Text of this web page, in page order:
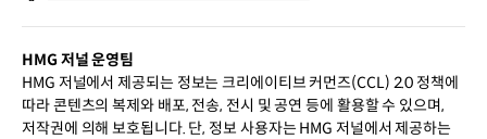
HMG 저널 운영팀
HMG 저널에서 제공되는 정보는 크리에이티브 커먼즈(CCL) 2.0 정책에
따라 콘텐츠의 복제와 배포, 전송, 전시 및 공연 등에 활용할 수 있으며,
저작권에 의해 보호됩니다. 단, 정보 사용자는 HMG 저널에서 제공하는